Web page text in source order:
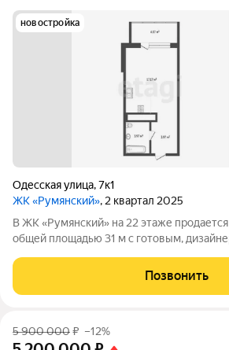
новостройка
Одесская улица,7к1
ЖК «Румянский», 2 квартал 2025
В ЖК «Румянский» на 22 этаже
общей площадью 31 м с готовым,
ремонт по дизайн-проекту. В квартире
техника. Балкон
Позвонить
5 900 000₽ –12%